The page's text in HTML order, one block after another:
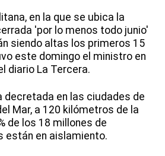
en la que se ubica la
'por lo menos todo junio'
siendo altas los primeros 15
este domingo el ministro en
diario La Tercera.
decretada en las ciudades de
Mar, a 120 kilómetros de la
de los 18 millones de
están en aislamiento.